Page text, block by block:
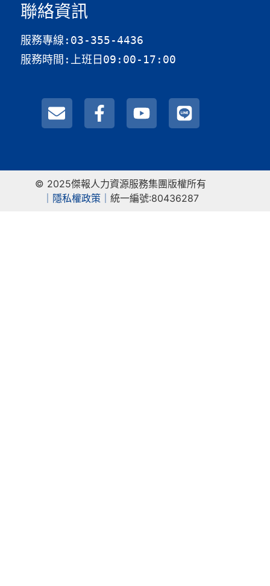
聯絡資訊
服務專線:03-355-4436
服務時間:上班日09:00-17:00
© 2025傑報人力資源服務集團版權所有
隱私權政策｜ 統一編號:80436287